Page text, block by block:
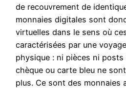
de recouvrement de
monnaies digitales sont
virtuelles dans le sens où
caractérisées par une
physique : ni pièces ni
chèque ou carte bleu ne
plus. Ce sont des monnaies